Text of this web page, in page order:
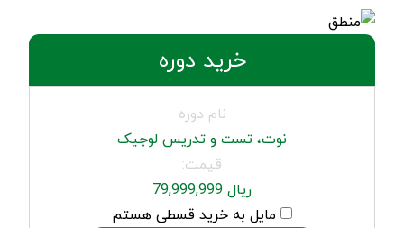
خرید دوره
نام دوره
نوت، تست و تدریس لوجیک
قیمت:
ریال 79,999,999
مایل به خرید قسطی هستم